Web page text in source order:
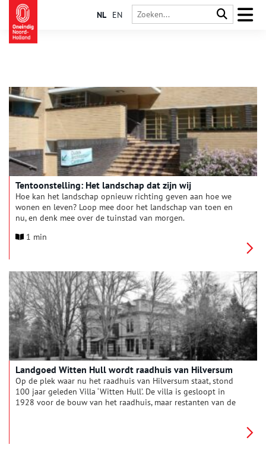
NL EN
Tentoonstelling: Het landschap dat zijn wij
Hoe kan het landschap opnieuw richting geven aan hoe we
wonen en leven? Loop mee door het landschap van toen en
nu, en denk mee over de tuinstad van morgen.
1 min
Landgoed Witten Hull wordt raadhuis van Hilversum
Op de plek waar nu het raadhuis van Hilversum staat, stond
100 jaar geleden Villa ‘Witten Hull’. De villa is gesloopt in
1928 voor de bouw van het raadhuis, maar restanten van de